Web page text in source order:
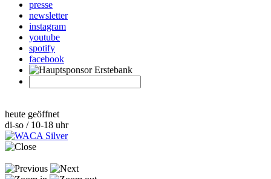
presse
newsletter
instagram
youtube
spotify
facebook
heute geöffnet
di-so / 10-18 uhr